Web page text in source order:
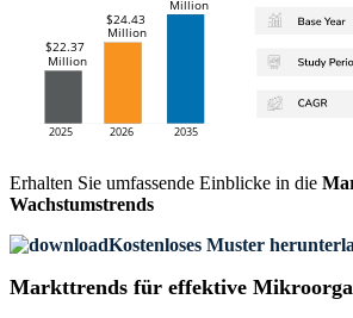
Erhalten Sie umfassende Einblicke in die
Wachstumstrends
Kostenloses Muster
Markttrends für effektive